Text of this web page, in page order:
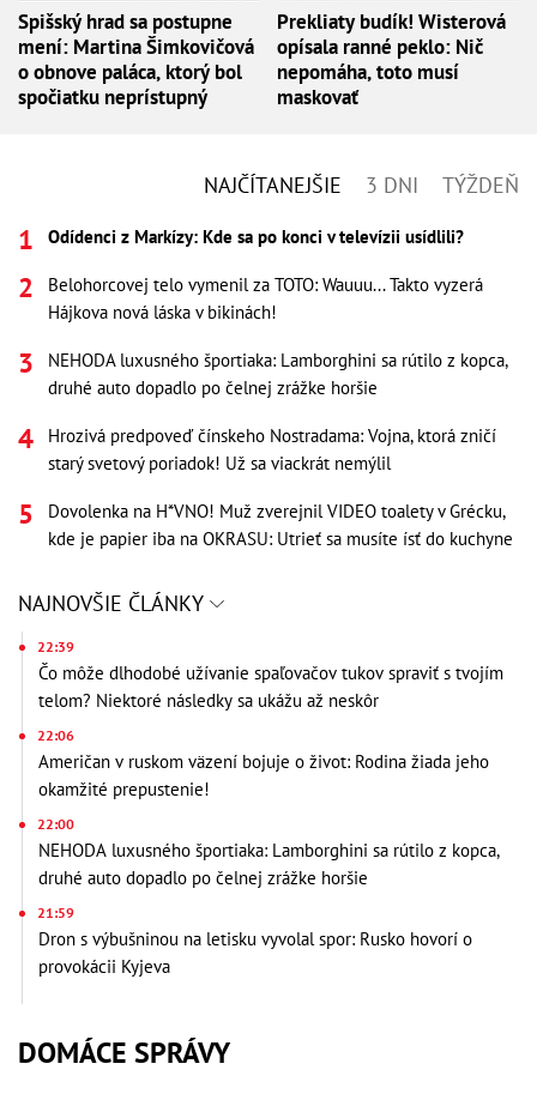
Spišský hrad sa postupne
mení: Martina Šimkovičová
o obnove paláca, ktorý bol
spočiatku neprístupný
Prekliaty budík! Wisterová
opísala ranné peklo: Nič
nepomáha, toto musí
maskovať
NAJČÍTANEJŠIE 3 DNI TÝŽDEŇ
Odídenci z Markízy: Kde sa po konci v televízii usídlili?
Belohorcovej telo vymenil za TOTO: Wauuu... Takto vyzerá
Hájkova nová láska v bikinách!
NEHODA luxusného športiaka: Lamborghini sa rútilo z kopca,
druhé auto dopadlo po čelnej zrážke horšie
Hrozivá predpoveď čínskeho Nostradama: Vojna, ktorá zničí
starý svetový poriadok! Už sa viackrát nemýlil
Dovolenka na H*VNO! Muž zverejnil VIDEO toalety v Grécku,
kde je papier iba na OKRASU: Utrieť sa musíte ísť do kuchyne
NAJNOVŠIE ČLÁNKY
22:39
Čo môže dlhodobé užívanie spaľovačov tukov spraviť s tvojím
telom? Niektoré následky sa ukážu až neskôr
22:06
Američan v ruskom väzení bojuje o život: Rodina žiada jeho
okamžité prepustenie!
22:00
NEHODA luxusného športiaka: Lamborghini sa rútilo z kopca,
druhé auto dopadlo po čelnej zrážke horšie
21:59
Dron s výbušninou na letisku vyvolal spor: Rusko hovorí o
provokácii Kyjeva
DOMÁCE SPRÁVY